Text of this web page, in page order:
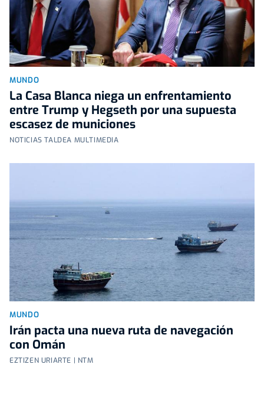
MUNDO
La Casa Blanca niega un enfrentamiento
entre Trump y Hegseth por una supuesta
escasez de municiones
NOTICIAS TALDEA MULTIMEDIA
MUNDO
Irán pacta una nueva ruta de navegación
con Omán
EZTIZEN URIARTE | NTM